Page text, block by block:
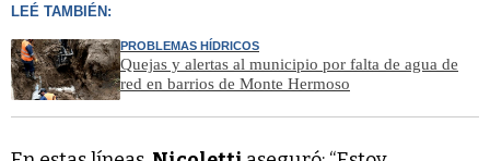
LEÉ TAMBIÉN:
PROBLEMAS HÍDRICOS
Quejas y alertas al municipio por falta de agua de
red en barrios de Monte Hermoso